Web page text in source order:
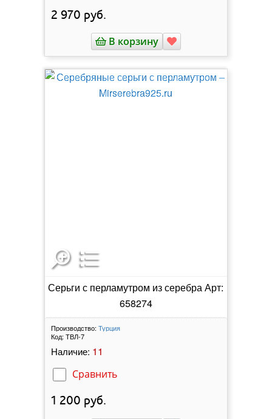
2 970 руб.
В корзину
Серьги с перламутром из серебра Арт:
658274
Производство: Турция
Код: ТВЛ-7
Наличие: 11
Сравнить
1 200 руб.